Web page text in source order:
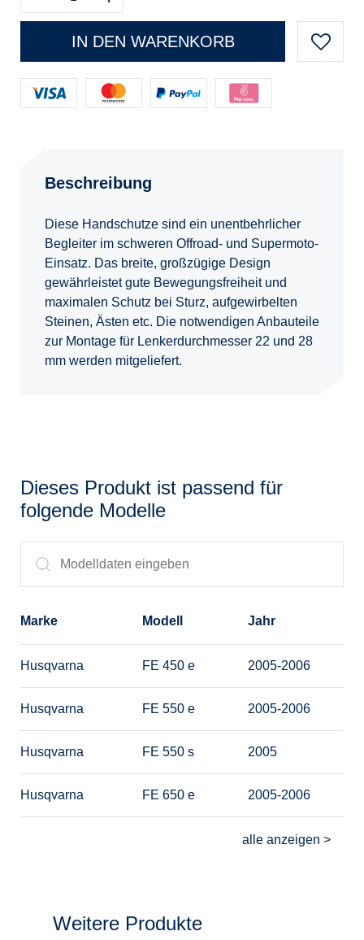
IN DEN WARENKORB
Beschreibung
Diese Handschutze sind ein unentbehrlicher
Begleiter im schweren Offroad- und Supermoto-
Einsatz. Das breite, großzügige Design
gewährleistet gute Bewegungsfreiheit und
maximalen Schutz bei Sturz, aufgewirbelten
Steinen, Ästen etc. Die notwendigen Anbauteile
zur Montage für Lenkerdurchmesser 22 und 28
mm werden mitgeliefert.
Dieses Produkt ist passend für
folgende Modelle
Marke Modell Jahr
Husqvarna FE 450 e 2005-2006
Husqvarna FE 550 e 2005-2006
Husqvarna FE 550 s 2005
Husqvarna FE 650 e 2005-2006
Weitere Produkte